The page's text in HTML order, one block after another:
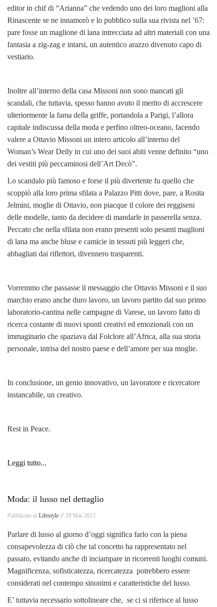
editor in chif di “Arianna” che vedendo uno dei loro maglioni alla
Rinascente se ne innamorò e lo pubblico sulla sua rivista nel ’67:
pare fosse un maglione di lana intrecciata ad altri materiali con una
fantasia a zig-zag e intarsi, un autentico arazzo divenuto capo di
vestiario.
Inoltre all’interno della casa Missoni non sono mancati gli
scandali, che tuttavia, spesso hanno avuto il merito di accrescere
ulteriormente la fama della griffe, portandola a Parigi, l’allora
capitale indiscussa della moda e perfino oltreo-oceano, facendo
valere a Ottavio Missoni un intero articolo all’interno del
Woman’s Wear Deily in cui uno dei suoi abiti venne definito “uno
dei vestiti più peccaminosi dell’Art Decò”.
Lo scandalo più famoso e forse il più divertente fu quello che
scoppiò alla loro prima sfilata a Palazzo Pitti dove, pare, a Rosita
Jelmini, moglie di Ottavio, non piacque il colore dei reggiseni
delle modelle, tanto da decidere di mandarle in passerella senza.
Peccato che nella sfilata non erano presenti solo pesanti maglioni
di lana ma anche bluse e camicie in tessuti più leggeri che,
abbagliati dai riflettori, divennero trasparenti.
Vorremmo che passasse il messaggio che Ottavio Missoni e il suo
marchio erano anche duro lavoro, un lavoro partito dal suo primo
laboratorio-cantina nelle campagne di Varese, un lavoro fatto di
ricerca costante di nuovi spunti creativi ed emozionali con un
immaginario che spaziava dal Folclore all’Africa, alla sua storia
personale, intrisa del nostro paese e dell’amore per sua moglie.
In conclusione, un genio innovativo, un lavoratore e ricercatore
instancabile, un creativo.
Rest in Peace.
Leggi tutto...
Moda: il lusso nel dettaglio
Pubblicato in Lifestyle ⁄ 29 Mar 2013
Parlare di lusso al giorno d’oggi significa farlo con la piena
consapevolezza di ciò che tal concetto ha rappresentato nel
passato, evitando anche di inciampare in ricorrenti luoghi comuni.
Magnificenza, sofisticatezza, ricercatezza potrebbero essere
considerati nel contempo sinonimi e caratteristiche del lusso.
E’ tuttavia necessario sottolineare che, se ci si riferisce al lusso